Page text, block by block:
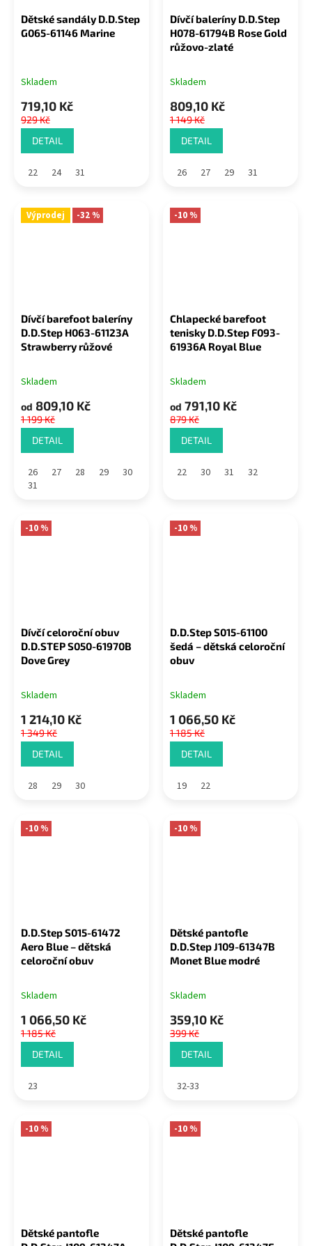
Dětské sandály D.D.Step
G065-61146 Marine
Skladem
719,10 Kč
929 Kč
DETAIL
22 24 31
Dívčí baleríny D.D.Step
H078-61794B Rose Gold
růžovo-zlaté
Skladem
809,10 Kč
1 149 Kč
DETAIL
26 27 29 31
Výprodej -32 %
Dívčí barefoot baleríny
D.D.Step H063-61123A
Strawberry růžové
Skladem
od 809,10 Kč
1 199 Kč
DETAIL
26 27 28 29
30
31
-10 %
Chlapecké barefoot
tenisky D.D.Step F093-
61936A Royal Blue
Skladem
od 791,10 Kč
879 Kč
DETAIL
22 30 31 32
-10 %
Dívčí celoroční obuv
D.D.STEP S050-61970B
Dove Grey
Skladem
1 214,10 Kč
1 349 Kč
DETAIL
28 29 30
-10 %
D.D.Step S015-61100
šedá – dětská celoroční
obuv
Skladem
1 066,50 Kč
1 185 Kč
DETAIL
19 22
-10 %
D.D.Step S015-61472
Aero Blue – dětská
celoroční obuv
Skladem
1 066,50 Kč
1 185 Kč
DETAIL
23
-10 %
Dětské pantofle
D.D.Step J109-61347B
Monet Blue modré
Skladem
359,10 Kč
399 Kč
DETAIL
32-33
-10 %
Dětské pantofle
-10 %
Dětské pantofle